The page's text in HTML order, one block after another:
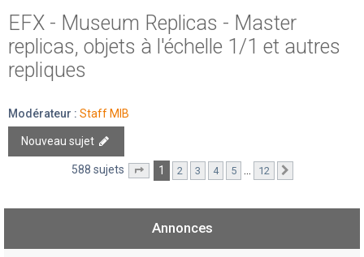
EFX - Museum Replicas - Master
replicas, objets à l'échelle 1/1 et autres
repliques
Modérateur : Staff MIB
Nouveau sujet
588 sujets Page sur12
1 2 3 4 5 … 12
Annonces